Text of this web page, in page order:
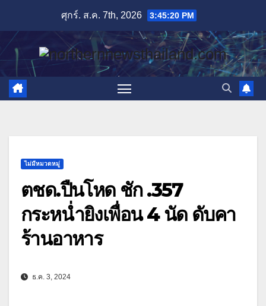
content
ศุกร์. ส.ค. 7th, 2026 3:45:22 PM
ไม่มีหมวดหมู่
ตชด.ปืนโหด ชัก .357
กระหน่ำยิงเพื่อน 4 นัด ดับคา
ร้านอาหาร
ธ.ค. 3, 2024